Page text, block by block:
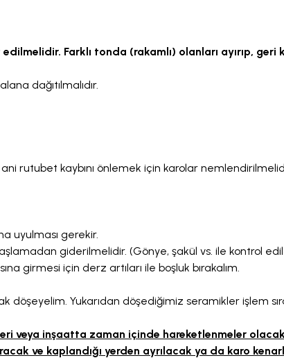
Farklı tonda (rakamlı) olanları ayırıp,
dağıtılmalıdır.
rutubet kaybını önlemek için karolar
uyulması gerekir.
giderilmelidir. (Gönye, şakül vs. ile kontrol
girmesi için derz artıları ile boşluk bırakalım.
Yukarıdan döşediğimiz seramikler işlem
veya inşaatta zaman içinde hareketlenmeler
ve kaplandığı yerden ayrılacak ya da karo